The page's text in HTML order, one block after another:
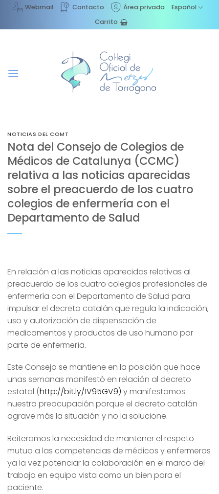
Saltar
contenido
Webmail Contacto Área privada
Español
Carrito
NOTICIAS DEL COMT
Nota del Consejo de Colegios de
Médicos de Catalunya (CCMC)
relativa a las noticias aparecidas
sobre el preacuerdo de los cuatro
colegios de enfermería con el
Departamento de Salud
En relación a las noticias aparecidas relativas al
preacuerdo de los cuatro colegios profesionales de
enfermería con el Departamento de Salud para
impulsar el decreto catalán que regula la indicación,
uso y autorización de dispensación de
medicamentos y productos de uso humano por
parte de enfermería.
Este Consejo se mantiene en la posición que hace
unas semanas manifestó en relación al decreto
estatal (http://bit.ly/1V95GV9) y manifestamos
nuestra preocupación porque el decreto catalán
agrave más la situación y no la solucione.
Reiteramos la necesidad de mantener el respeto
mutuo a las competencias de médicos y enfermeros
ya la vez potenciar la colaboración en el marco del
trabajo en equipo vista como un bien para el
paciente.